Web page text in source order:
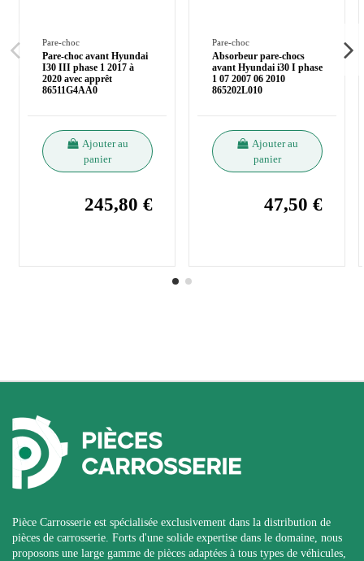
Pare-choc
Pare-choc avant Hyundai
I30 III phase 1 2017 à
2020 avec apprêt
86511G4AA0
Ajouter au
panier
245,80 €
Pare-choc
Absorbeur pare-chocs
avant Hyundai i30 I phase
1 07 2007 06 2010
865202L010
Ajouter au
panier
47,50 €
Pièce Carrosserie est spécialisée exclusivement dans la distribution de
pièces de carrosserie. Forts d'une solide expertise dans le domaine, nous
proposons une large gamme de pièces adaptées à tous types de véhicules,